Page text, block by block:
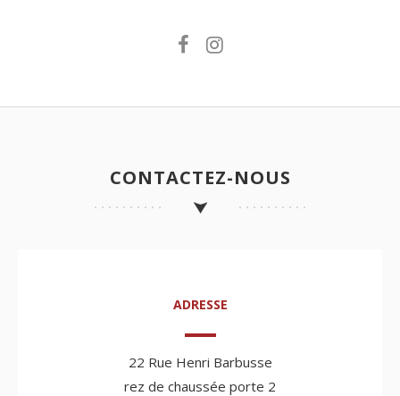
CONTACTEZ-NOUS
ADRESSE
22 Rue Henri Barbusse
rez de chaussée porte 2